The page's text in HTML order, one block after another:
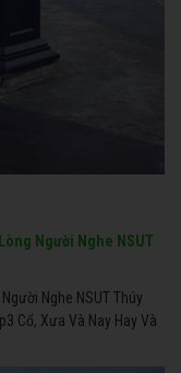
Người Nghe NSUT
Nghe NSUT Thúy
Cổ, Xưa Và Nay Hay Và